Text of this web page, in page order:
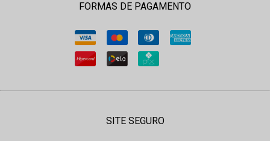
FORMAS DE PAGAMENTO
SITE SEGURO